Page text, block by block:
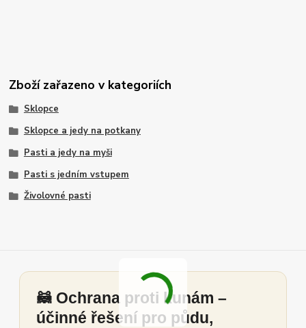
Zboží zařazeno v kategoriích
Sklopce
Sklopce a jedy na potkany
Pasti a jedy na myši
Pasti s jedním vstupem
Živolovné pasti
🦝 Ochrana proti kunám –
účinné řešení pro půdu,